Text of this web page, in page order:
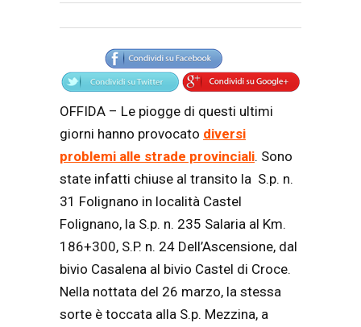
Articolo
Testo articolo principale
OFFIDA – Le piogge di questi ultimi
giorni hanno provocato diversi
problemi alle strade provinciali. Sono
state infatti chiuse al transito la S.p. n.
31 Folignano in località Castel
Folignano, la S.p. n. 235 Salaria al Km.
186+300, S.P. n. 24 Dell’Ascensione, dal
bivio Casalena al bivio Castel di Croce.
Nella nottata del 26 marzo, la stessa
sorte è toccata alla S.p. Mezzina, a